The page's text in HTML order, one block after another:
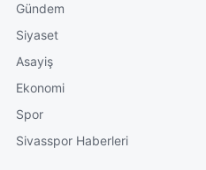
Gündem
Siyaset
Asayiş
Ekonomi
Spor
Sivasspor Haberleri